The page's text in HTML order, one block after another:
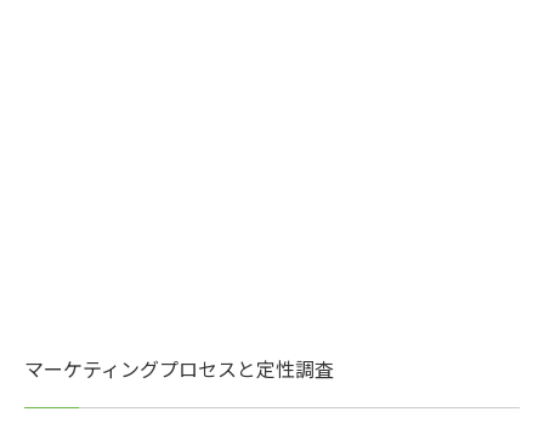
マーケティングプロセスと定性調査